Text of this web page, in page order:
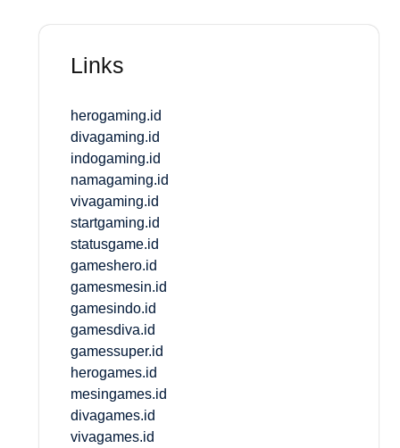
Links
herogaming.id
divagaming.id
indogaming.id
namagaming.id
vivagaming.id
startgaming.id
statusgame.id
gameshero.id
gamesmesin.id
gamesindo.id
gamesdiva.id
gamessuper.id
herogames.id
mesingames.id
divagames.id
vivagames.id